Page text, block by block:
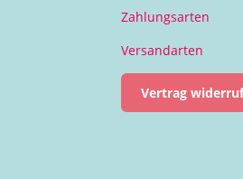
Zahlungsarten
Versandarten
Vertrag